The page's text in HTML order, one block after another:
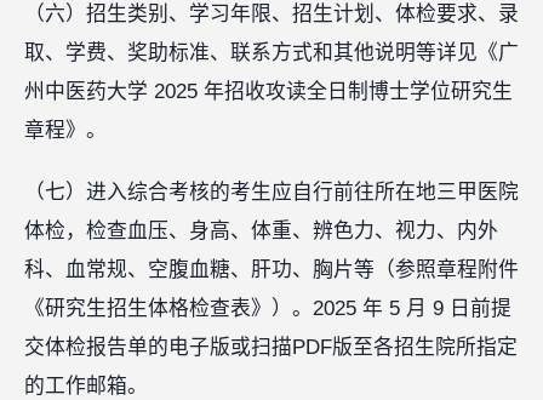
（六）招生类别、学习年限、招生计划、体检要求、录
取、学费、奖助标准、联系方式和其他说明等详见《广
州中医药大学 2025 年招收攻读全日制博士学位研究生
章程》。
（七）进入综合考核的考生应自行前往所在地三甲医院
体检，检查血压、身高、体重、辨色力、视力、内外
科、血常规、空腹血糖、肝功、胸片等（参照章程附件
《研究生招生体格检查表》）。2025 年 5 月 9 日前提
交体检报告单的电子版或扫描PDF版至各招生院所指定
的工作邮箱。